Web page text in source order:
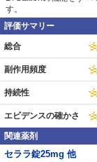
す。
評価サマリー
総合
副作用頻度
持続性
エビデンスの確かさ
関連薬剤
セララ錠25mg 他